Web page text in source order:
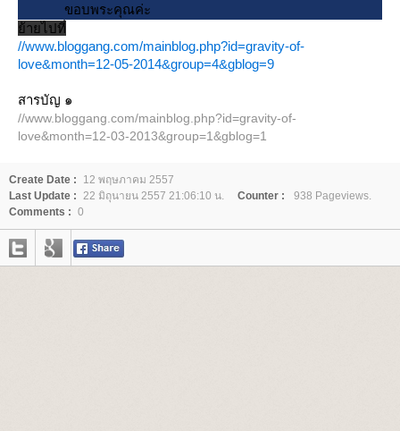
ขอบพระคุณค่ะ
้ายไปที่
//www.bloggang.com/mainblog.php?id=gravity-of-
love&month=12-05-2014&group=4&gblog=9
สารบัญ ๑
//www.bloggang.com/mainblog.php?id=gravity-of-
love&month=12-03-2013&group=1&gblog=1
Create Date :
12 พฤษภาคม 2557
Last Update : 22 มิถุนายน 2557 21:06:10 น. Counter :
938 Pageviews.
Comments : 0